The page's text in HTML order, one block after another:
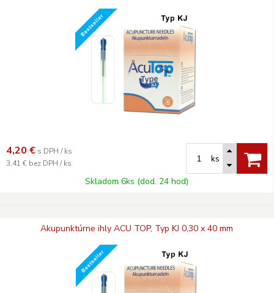
4,20 € s DPH / ks
3,41 € bez DPH / ks
ks
Skladom 6ks (dod. 24 hod)
Akupunktúrne ihly ACU TOP, Typ KJ 0,30 x 40 mm